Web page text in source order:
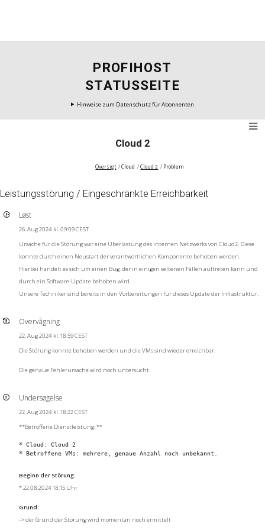
PROFIHOST
STATUSSEITE
Hinweise zum Datenschutz für Abonnenten
Cloud 2
Oversigt Cloud Cloud 2 Problem
Leistungsstörung / Eingeschränkte Erreichbarkeit
Løst
26. Aug 2024 kl. 09:09 CEST
Ursache für die Störung war eine Überlastung des internen Netzwerks von Cloud2. Diese
konnte durch einen Neustart der verantwortlichen Komponente behoben werden.
Hierbei handelt es sich um einen Bug, der in einigen seltenen Fällen auftreten kann und
durch ein Software-Update behoben wird.
Unsere Techniker sind bereits in den Vorbereitungen für dieses Update der Infrastruktur.
Overvågning
22. Aug 2024 kl. 18:59 CEST
Die Störung konnte behoben werden und die VMs sind wieder erreichbar.
Die genaue Fehlerursache wird noch untersucht.
Undersøgelse
22. Aug 2024 kl. 18:22 CEST
**Betroffene Dienstleistung: **
* Cloud: Cloud 2
Beginn der Störung:
* 22.08.2024 18:15 Uhr
Grund:
-> der Grund der Störung wird momentan noch ermittelt